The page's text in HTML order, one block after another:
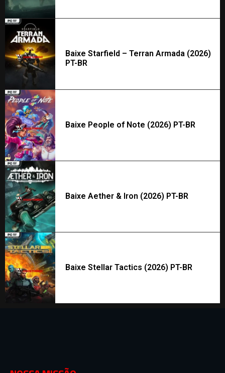
Baixe Starfield – Terran Armada (2026)
PT-BR
Baixe People of Note (2026) PT-BR
Baixe Aether & Iron (2026) PT-BR
Baixe Stellar Tactics (2026) PT-BR